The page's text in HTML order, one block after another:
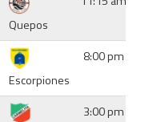
Quepos
Escorpiones
8:00 pm
3:00 pm